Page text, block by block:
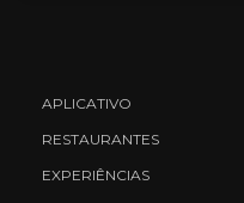
APLICATIVO
RESTAURANTES
EXPERIÊNCIAS